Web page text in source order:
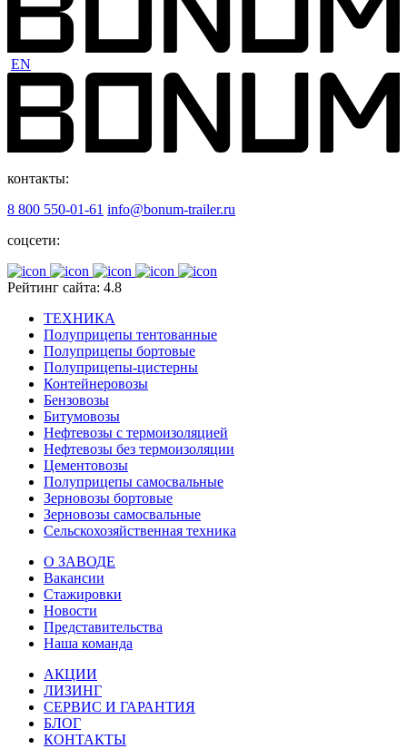
EN
контакты:
8 800 550-01-61 info@bonum-trailer.ru
соцсети:
Рейтинг сайта: 4.8
ТЕХНИКА
Полуприцепы тентованные
Полуприцепы бортовые
Полуприцепы-цистерны
Контейнеровозы
Бензовозы
Битумовозы
Нефтевозы с термоизоляцией
Нефтевозы без термоизоляции
Цементовозы
Полуприцепы самосвальные
Зерновозы бортовые
Зерновозы самосвальные
Сельскохозяйственная техника
О ЗАВОДЕ
Вакансии
Стажировки
Новости
Представительства
Наша команда
АКЦИИ
ЛИЗИНГ
СЕРВИС И ГАРАНТИЯ
БЛОГ
КОНТАКТЫ